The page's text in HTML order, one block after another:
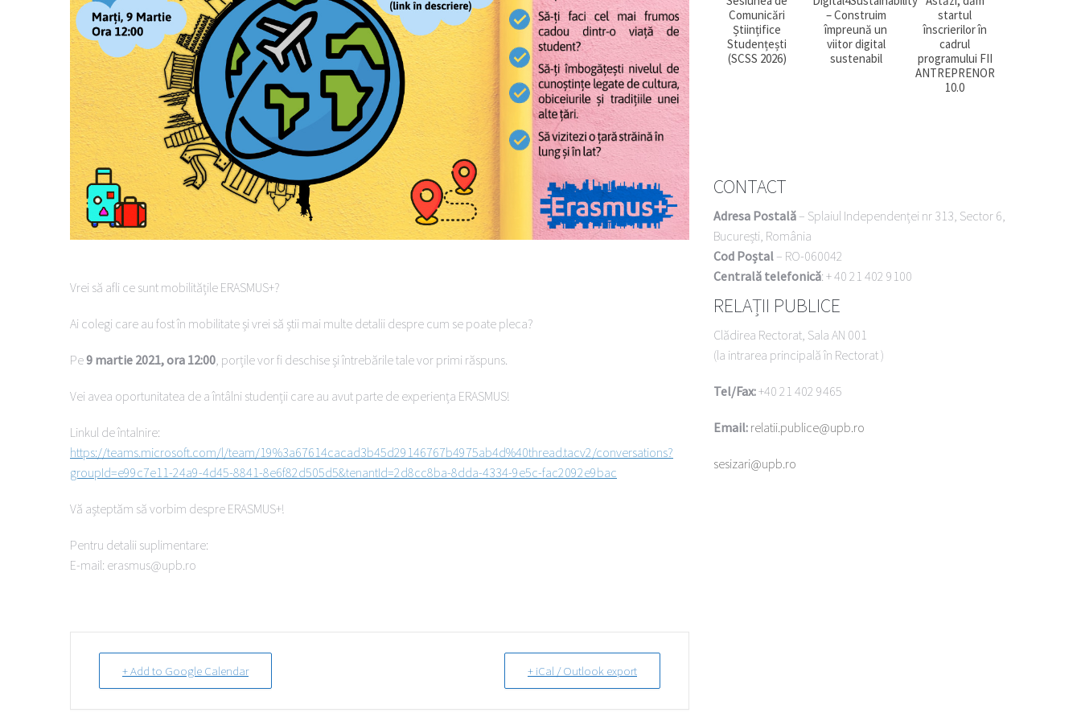
Vrei să afli ce sunt mobilitățile ERASMUS+?
Ai colegi care au fost în mobilitate și vrei să știi mai multe detalii despre cum se poate pleca?
Pe9 martie 2021, ora 12:00, porțile vor fi deschise și întrebările tale vor primi răspuns.
Vei avea oportunitatea de a întâlni studenții care au avut parte de experiența ERASMUS!
Linkul de întalnire:
https://teams.microsoft.com/l/team/19%3a67614cacad3b45d29146767b4975ab4d%40thread.tacv2/conversations?
groupId=e99c7e11-24a9-4d45-8841-8e6f82d505d5&tenantId=2d8cc8ba-8dda-4334-9e5c-fac2092e9bac
Vă așteptăm să vorbim despre ERASMUS+!
Pentru detalii suplimentare:
E-mail: erasmus@upb.ro
+ Add to Google Calendar + iCal / Outlook export
Comunicări
Științifice
Studențești
(SCSS 2026)
– Construim
împreună un
viitor digital
sustenabil
startul
înscrierilor în
cadrul
programului FII
ANTREPRENOR
10.0
CONTACT
Adresa Postală – Splaiul Independenței nr 313, Sector 6,
București, România
Cod Poștal – RO-060042
Centrală telefonică: + 40 21 402 9100
RELAȚII PUBLICE
Clădirea Rectorat, Sala AN 001
(la intrarea principală în Rectorat )
Tel/Fax:+40 21 402 9465
Email: relatii.publice@upb.ro
sesizari@upb.ro